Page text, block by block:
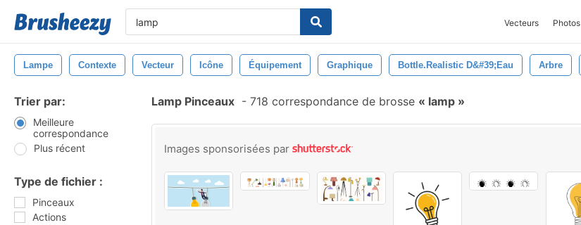
Vecteurs Photos
Lampe Contexte Vecteur Icône Équipement Graphique Bottle.realistic D&#39;eau Arbre
Trier par:
Meilleure
correspondance
Plus récent
Type de fichier :
Pinceaux
Actions
Lamp Pinceaux - 718 correspondance de brosse lamp
Images sponsorisées par